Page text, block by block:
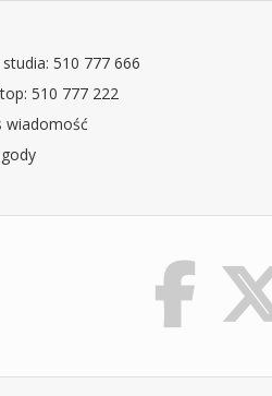
510 777 666
510 777 222
wiadomość